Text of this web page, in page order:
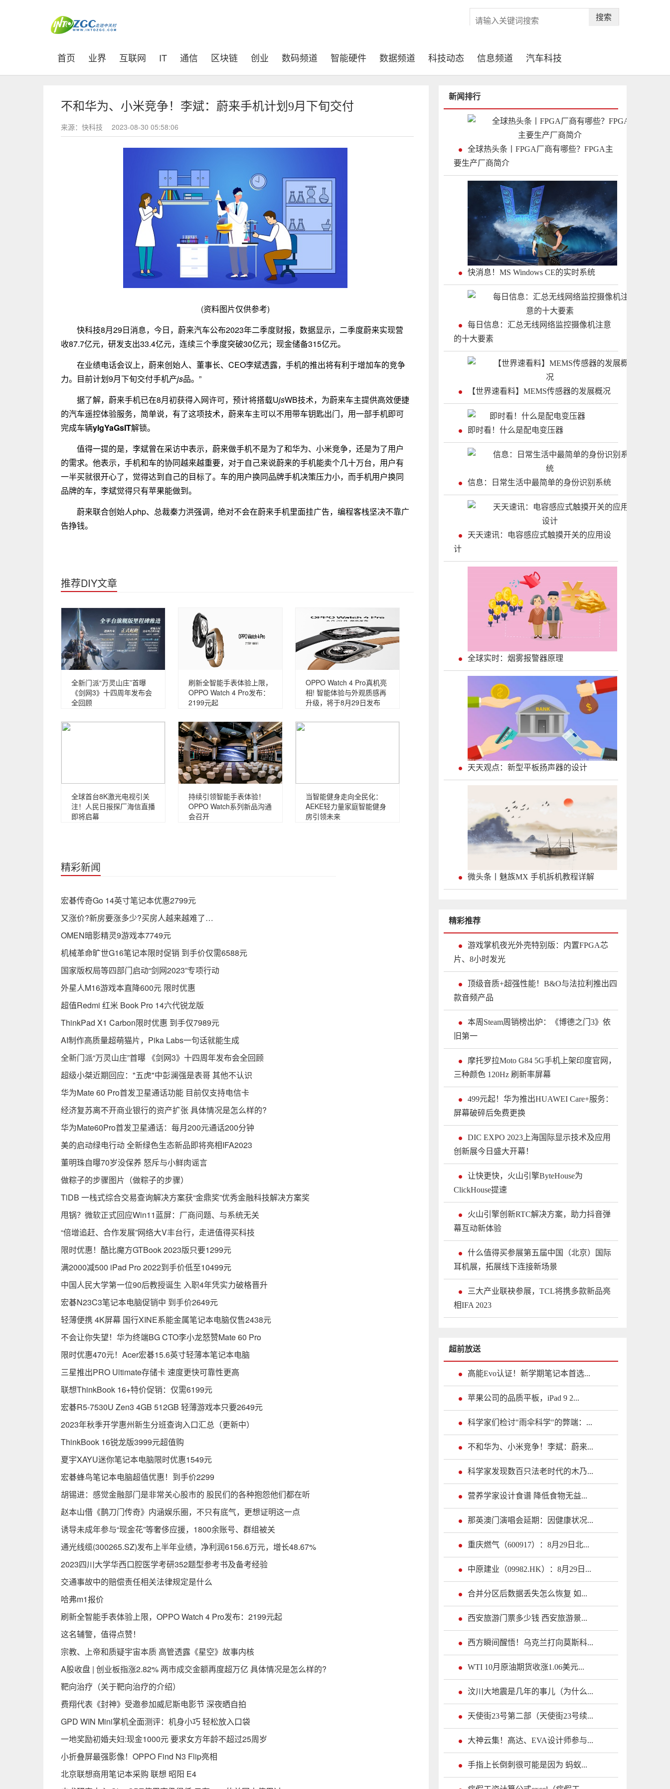
搜索
首页 (current)
业界 互联网 IT 通信 区块链 创业 数码频道 智能硬件 数据频道 科技动态 信息频道 汽车科技
不和华为、小米竞争！李斌：蔚来手机计划9月下旬交付
来源：快科技 2023-08-30 05:58:06
(资料图片仅供参考)
快科技8月29日消息，今日，蔚来汽车公布2023年二季度财报，数据显示，二季度蔚来实现营
收87.7亿元，研发支出33.4亿元，连续三个季度突破30亿元；现金储备315亿元。
在业绩电话会议上，蔚来创始人、董事长、CEO李斌透露，手机的推出将有利于增加车的竞争
力。目前计划9月下旬交付手机产js品。”
据了解，蔚来手机已在8月初获得入网许可，预计将搭载UjsWB技术，为蔚来车主提供高效便捷
的汽车遥控体验服务，简单说，有了这项技术，蔚来车主可以不用带车钥匙出门，用一部手机即可
完成车辆ylgYaGsIT解锁。
值得一提的是，李斌曾在采访中表示，蔚来做手机不是为了和华为、小米竞争，还是为了用户
的需求。他表示，手机和车的协同越来越重要，对于自己来说蔚来的手机能卖个几十万台，用户有
一半买就很开心了，觉得达到自己的目标了。车的用户换同品牌手机决策压力小，而手机用户换同
品牌的车，李斌觉得只有苹果能做到。
蔚来联合创始人php、总裁秦力洪强调，绝对不会在蔚来手机里面挂广告，编程客栈坚决不靠广
告挣钱。
推荐DIY文章
全新门派“万灵山庄”首曝
《剑网3》十四周年发布会
全回顾
刷新全智能手表体验上限，
OPPO Watch 4 Pro发布：
2199元起
OPPO Watch 4 Pro真机亮
相! 智能体验与外观质感再
升级，将于8月29日发布
全球首台8K激光电视引关
注！人民日报探厂海信直播
即将启幕
持续引领智能手表体验！
OPPO Watch系列新品沟通
会召开
当智能健身走向全民化：
AEKE轻力量家庭智能健身
房引领未来
精彩新闻
宏碁传奇Go 14英寸笔记本优惠2799元
又涨价?新房要涨多少?买房人越来越难了…
OMEN暗影精灵9游戏本7749元
机械革命旷世G16笔记本限时促销 到手价仅需6588元
国家版权局等四部门启动“剑网2023”专项行动
外星人M16游戏本直降600元 限时优惠
超值Redmi 红米 Book Pro 14六代锐龙版
ThinkPad X1 Carbon限时优惠 到手仅7989元
AI制作高质量超萌猫片，Pika Labs一句话就能生成
全新门派“万灵山庄”首曝 《剑网3》十四周年发布会全回顾
超级小桀近期回应："五虎"中彭澜强是表哥 其他不认识
华为Mate 60 Pro首发卫星通话功能 目前仅支持电信卡
经济复苏离不开商业银行的资产扩张 具体情况是怎么样的?
华为Mate60Pro首发卫星通话：每月200元通话200分钟
美的启动绿电行动 全新绿色生态新品即将亮相IFA2023
董明珠自曝70岁没保养 怒斥与小鲜肉谣言
做粽子的步骤图片（做粽子的步骤）
TiDB 一栈式综合交易查询解决方案获“金鼎奖”优秀金融科技解决方案奖
甩锅？微软正式回应Win11蓝屏：厂商问题、与系统无关
“倍增追赶、合作发展”网络大V丰台行，走进值得买科技
限时优惠！酷比魔方GTBook 2023版只要1299元
满2000减500 iPad Pro 2022到手价低至10499元
中国人民大学第一位90后教授诞生 入职4年凭实力破格晋升
宏碁N23C3笔记本电脑促销中 到手价2649元
轻薄便携 4K屏幕 国行XINE系能金属笔记本电脑仅售2438元
不会让你失望！华为终端BG CTO李小龙怒赞Mate 60 Pro
限时优惠470元！Acer宏碁15.6英寸轻薄本笔记本电脑
三星推出PRO Ultimate存储卡 速度更快可靠性更高
联想ThinkBook 16+特价促销：仅需6199元
宏碁R5-7530U Zen3 4GB 512GB 轻薄游戏本只要2649元
2023年秋季开学惠州新生分班查询入口汇总（更新中）
ThinkBook 16锐龙版3999元超值购
夏宇XAYU迷你笔记本电脑限时优惠1549元
宏碁蜂鸟笔记本电脑超值优惠！到手价2299
胡锡进：感觉金融部门是非常关心股市的 股民们的各种抱怨他们都在听
赵本山借《鹊刀门传奇》内涵娱乐圈，不只有底气，更想证明这一点
诱导未成年参与“现金花”等奢侈应援，1800余账号、群组被关
通光线缆(300265.SZ)发布上半年业绩，净利润6156.6万元，增长48.67%
2023四川大学华西口腔医学考研352题型参考书及备考经验
交通事故中的赔偿责任相关法律规定是什么
哈弗m1报价
刷新全智能手表体验上限，OPPO Watch 4 Pro发布：2199元起
这名辅警，值得点赞！
宗教、上帝和质疑宇宙本质 高管透露《星空》故事内核
A股收盘 | 创业板指涨2.82% 两市成交金额再度超万亿 具体情况是怎么样的?
靶向治疗（关于靶向治疗的介绍）
费翔代表《封神》受邀参加威尼斯电影节 深夜晒自拍
GPD WIN Mini掌机全面测评：机身小巧 轻松放入口袋
一地奖励初婚夫妇:现金1000元 要求女方年龄不超过25周岁
小折叠屏最强影像！OPPO Find N3 Flip亮相
北京联想商用笔记本采购 联想 昭阳 E4
新闻排行
全球热头条丨FPGA厂商有哪些？FPGA主
要生产厂商简介
快消息！MS Windows CE的实时系统
每日信息：汇总无线网络监控摄像机注意
的十大要素
【世界速看料】MEMS传感器的发展概况
即时看！什么是配电变压器
信息：日常生活中最简单的身份识别系统
天天速讯：电容感应式触摸开关的应用设
计
全球实时：烟雾报警器原理
天天观点：新型平板扬声器的设计
微头条丨魅族MX 手机拆机教程详解
精彩推荐
游戏掌机夜光外壳特别版：内置FPGA芯
片、8小时发光
顶级音质+超强性能！B&O与法拉利推出四
款音频产品
本周Steam周销榜出炉：《博德之门3》依
旧第一
摩托罗拉Moto G84 5G手机上架印度官网，
三种颜色 120Hz 刷新率屏幕
499元起！华为推出HUAWEI Care+服务：
屏幕破碎后免费更换
DIC EXPO 2023上海国际显示技术及应用
创新展今日盛大开幕！
让快更快，火山引擎ByteHouse为
ClickHouse提速
火山引擎创新RTC解决方案，助力抖音弹
幕互动新体验
什么值得买参展第五届中国（北京）国际
耳机展，拓展线下连接新场景
三大产业联袂参展，TCL将携多款新品亮
相IFA 2023
超前放送
高能Evo认证！新学期笔记本首选...
苹果公司的品质平板，iPad 9 2...
科学家们检讨"雨伞科学"的弊端：...
不和华为、小米竞争！李斌：蔚来...
科学家发现数百只法老时代的木乃...
营养学家设计食谱 降低食物无益...
那英澳门演唱会延期：因健康状况...
重庆燃气（600917）：8月29日北...
中原建业（09982.HK）：8月29日...
合并分区后数据丢失怎么恢复 如...
西安旅游门票多少钱 西安旅游景...
西方瞬间醒悟！乌克兰打向莫斯科...
WTI 10月原油期货收涨1.06美元...
汶川大地震是几年的事儿（为什么...
天使街23号第二部（天使街23号续...
大神云集！高达、EVA设计师参与...
手指上长倒刺很可能是因为 蚂蚁...